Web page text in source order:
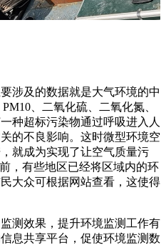
涉及的数据就是大气环境的中
、二氧化硫、二氧化氮、
种超标污染物通过呼吸进入人
的不良影响。这时微型环境空
就成为实现了让空气质量污
，有些地区已经将区域内的环
大众可根据网站查看，这使得
测效果，提升环境监测工作有
息共享平台，促使环境监测数